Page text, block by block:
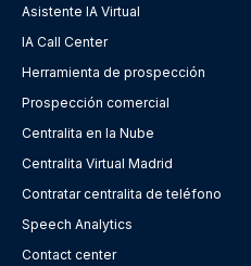
Asistente IA Virtual
IA Call Center
Herramienta de prospección
Prospección comercial
Centralita en la Nube
Centralita Virtual Madrid
Contratar centralita de teléfono
Speech Analytics
Contact center